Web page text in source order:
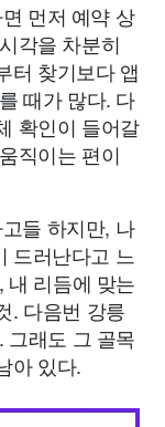
먼저 예약 상
각을 차분히
터 찾기보다 앱
때가 많다. 다
확인이 들어갈
직이는 편이
들 하지만, 나
드러난다고 느
내 리듬에 맞는
. 다음번 강릉
그래도 그 골목
아 있다.